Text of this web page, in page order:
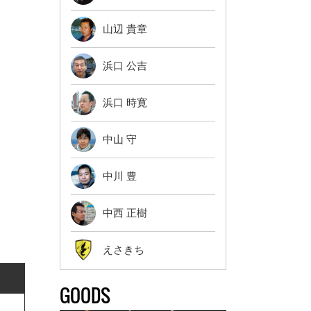
山辺 貴章
浜口 公吉
浜口 時寛
中山 守
中川 豊
中西 正樹
えさきち
GOODS